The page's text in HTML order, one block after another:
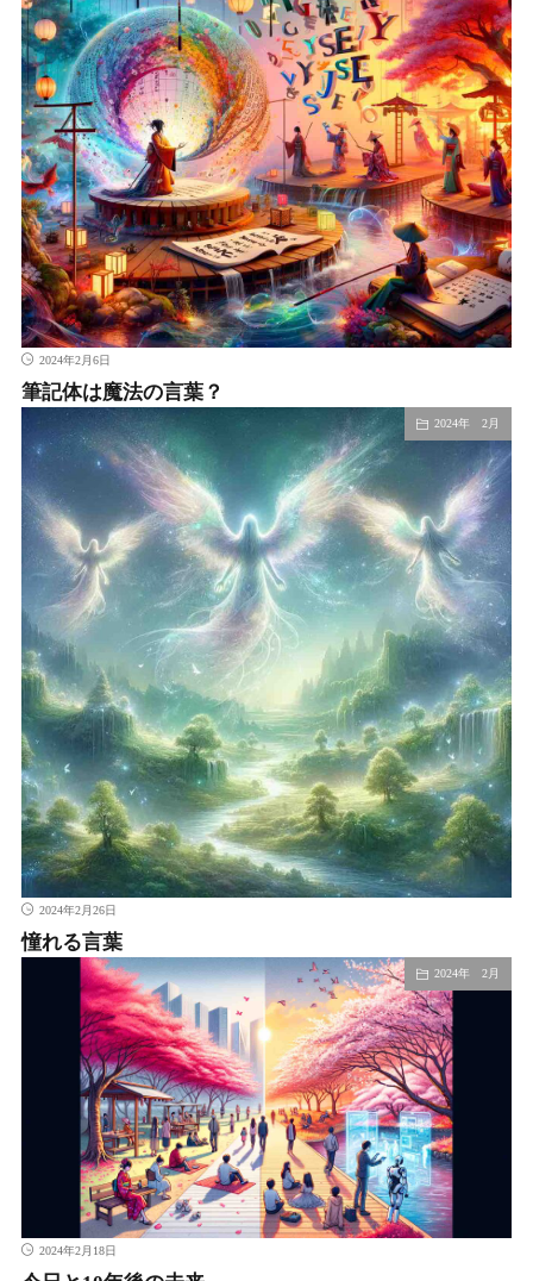
2024年2月6日
筆記体は魔法の言葉？
2024年 2月
2024年2月26日
憧れる言葉
2024年 2月
2024年2月18日